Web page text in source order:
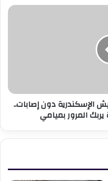
الإسكندرية دون إصابات..
المرور بميامي